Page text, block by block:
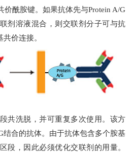
价酰胺键。如果抗体先与Protein A/G
剂溶液混合，则交联剂分子可与抗
价连接。
共洗脱，并可重复多次使用。该方
结合的抗体。由于抗体包含多个胺基
段，因此必须优化交联剂的用量。